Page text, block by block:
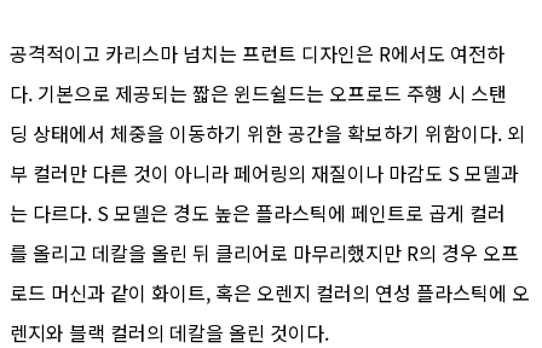
공격적이고 카리스마 넘치는 프런트 디자인은 R에서도 여전하
다. 기본으로 제공되는 짧은 윈드쉴드는 오프로드 주행 시 스탠
딩 상태에서 체중을 이동하기 위한 공간을 확보하기 위함이다. 외
부 컬러만 다른 것이 아니라 페어링의 재질이나 마감도 S 모델과
는 다르다. S 모델은 경도 높은 플라스틱에 페인트로 곱게 컬러
를 올리고 데칼을 올린 뒤 클리어로 마무리했지만 R의 경우 오프
로드 머신과 같이 화이트, 혹은 오렌지 컬러의 연성 플라스틱에 오
렌지와 블랙 컬러의 데칼을 올린 것이다.